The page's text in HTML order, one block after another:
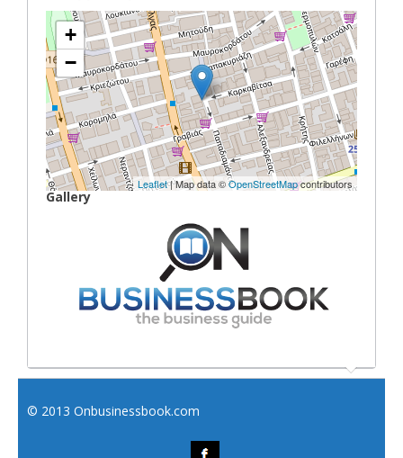
+
−
Leaflet| Map data ©OpenStreetMapcontributors
Gallery
© 2013 Onbusinessbook.com